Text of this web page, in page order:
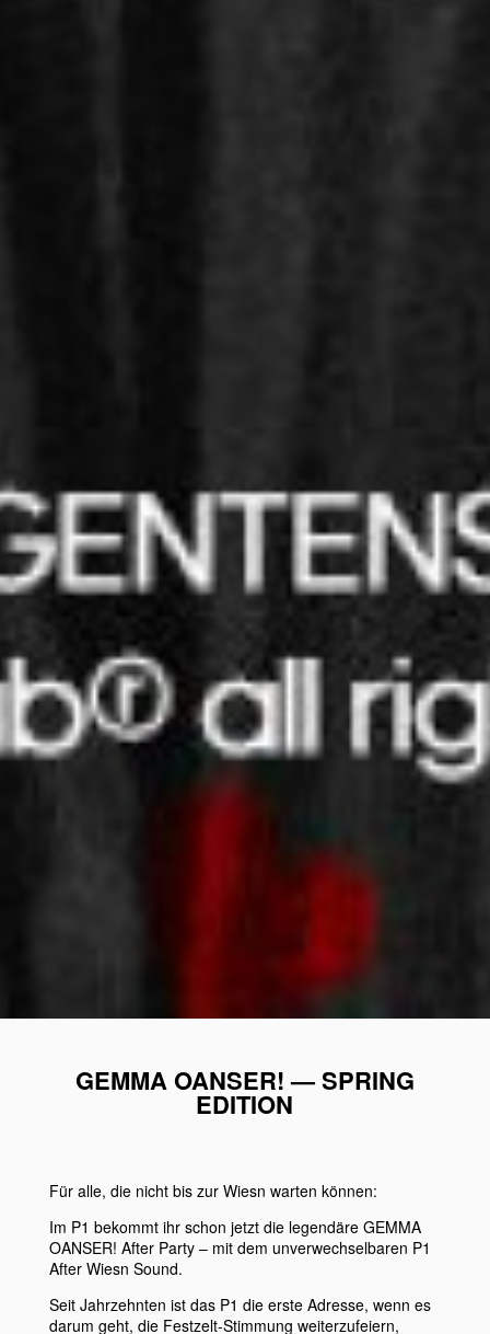
GEMMA OANSER! — SPRING
EDITION
Für alle, die nicht bis zur Wiesn warten können:
Im P1 bekommt ihr schon jetzt die legendäre GEMMA
OANSER! After Party– mit dem unverwechselbaren P1
After Wiesn Sound.
Seit Jahrzehnten ist das P1 die erste Adresse, wenn es
darum geht, die Festzelt-Stimmung weiterzufeiern,